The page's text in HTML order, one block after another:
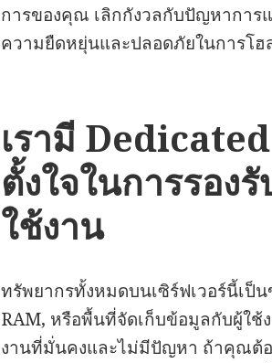
การของคุณ เลิกกังวลกับปัญหาการ
ความยืดหยุ่นและปลอดภัยในการโ
เรามี
ตั้งใจในการรอง
ใช้งาน
ทรัพยากรทั้งหมดบนเซิร์ฟเวอร์นี้เป็
RAM, หรือพื้นที่จัดเก็บข้อมูลกับผู้ใ
งานที่มั่นคงและไม่มีปัญหา ถ้าคุณต้